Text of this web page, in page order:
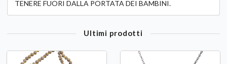
TENERE FUORI DALLA PORTATA DEI BAMBINI.
Ultimi prodotti